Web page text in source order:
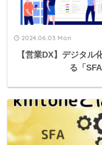
2024.06.03 Mon
【営業DX】デジタル
る「